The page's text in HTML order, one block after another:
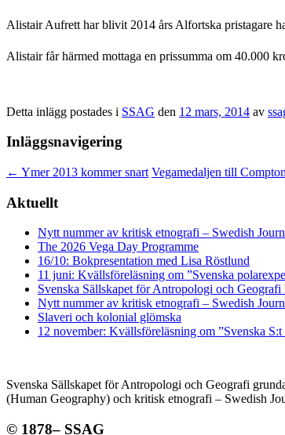
Alistair Aufrett har blivit 2014 års Alfortska pristagare
Alistair får härmed mottaga en prissumma om 40.000
Detta inlägg postades i SSAG den 12 mars, 2014 av
Inläggsnavigering
← Ymer 2013 kommer snart Vegamedaljen till
Aktuellt
Nytt nummer av kritisk etnografi – Swedish
The 2026 Vega Day Programme
16/10: Bokpresentation med Lisa Röstlund
11 juni: Kvällsföreläsning om ”Svenska
Svenska Sällskapet för Antropologi och
Nytt nummer av kritisk etnografi – Swedish
Slaveri och kolonial glömska
12 november: Kvällsföreläsning om ”Svenska
Svenska Sällskapet för Antropologi och Geografi
(Human Geography) och kritisk etnografi – Swedish
© 1878– SSAG